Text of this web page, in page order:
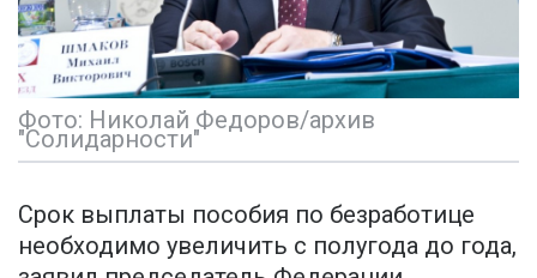
Фото: Николай Федоров/архив
"Солидарности"
Срок выплаты пособия по безработице
необходимо увеличить с полугода до года,